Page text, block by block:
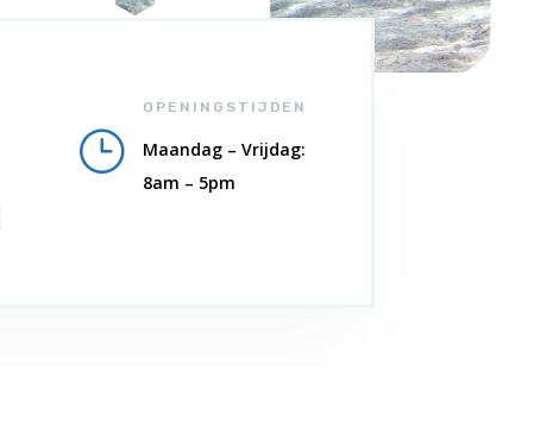
}
OPENINGSTIJDEN
Maandag – Vrijdag:
8am – 5pm